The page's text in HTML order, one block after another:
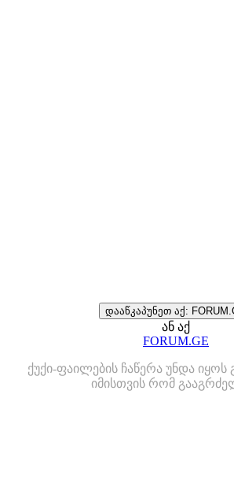
დააწკაპუნეთ აქ:
ან აქ
FORUM.GE
ქუქი-ფაილების ჩაწერა უნდა იყოს
იმისთვის რომ